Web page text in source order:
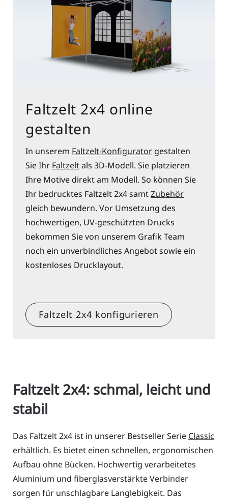
Faltzelt 2x4 online
gestalten
In unserem Faltzelt-Konfigurator gestalten
Sie Ihr Faltzeltals 3D-Modell. Sie platzieren
Ihre Motive direkt am Modell. So können Sie
Ihr bedrucktes Faltzelt 2x4 samtZubehör
gleich bewundern. Vor Umsetzung des
hochwertigen, UV-geschützten Drucks
bekommen Sie von unserem Grafik Team
noch ein unverbindliches Angebot sowie ein
kostenloses Drucklayout.
Faltzelt 2x4 konfigurieren
Faltzelt 2x4: schmal, leicht und
stabil
Das Faltzelt 2x4 ist in unserer Bestseller Serie Classic
erhältlich. Es bietet einen schnellen, ergonomischen
Aufbau ohne Bücken. Hochwertig verarbeitetes
Aluminium und fiberglasverstärkte Verbinder
sorgen für unschlagbare Langlebigkeit. Das